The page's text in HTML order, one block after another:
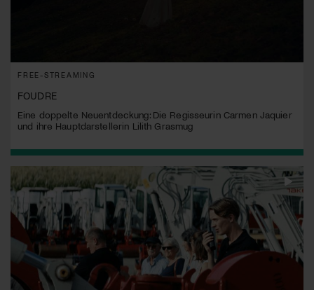
FREE-STREAMING
FOUDRE
Eine doppelte Neuentdeckung: Die Regisseurin Carmen Jaquier
und ihre Hauptdarstellerin Lilith Grasmug